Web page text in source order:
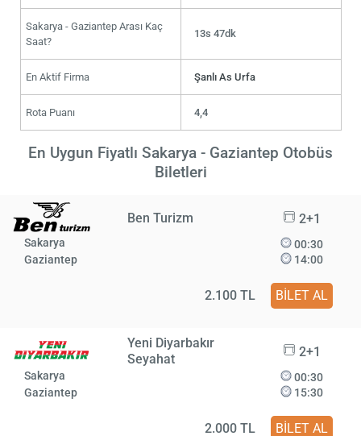
Sakarya - Gaziantep Arası Kaç
Saat?
13s 47dk
En Aktif Firma Şanlı As Urfa
Rota Puanı 4,4
En Uygun Fiyatlı Sakarya - Gaziantep Otobüs
Biletleri
Ben Turizm 2+1
Sakarya
Gaziantep
00:30
14:00
2.100 TL BİLET AL
Yeni Diyarbakır
Seyahat
2+1
Sakarya
Gaziantep
00:30
15:30
2.000 TL BİLET AL